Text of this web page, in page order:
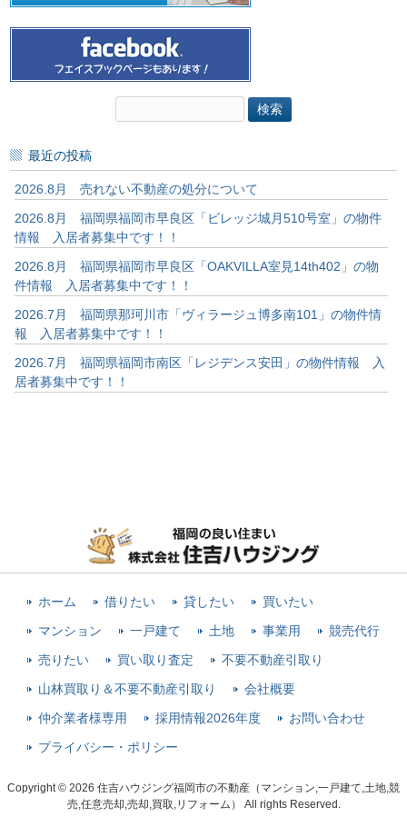
最近の投稿
2026.8月 売れない不動産の処分について
2026.8月 福岡県福岡市早良区「ビレッジ城月510号室」の物件
情報 入居者募集中です！！
2026.8月 福岡県福岡市早良区「OAKVILLA室見14th402」の物
件情報 入居者募集中です！！
2026.7月 福岡県那珂川市「ヴィラージュ博多南101」の物件情
報 入居者募集中です！！
2026.7月 福岡県福岡市南区「レジデンス安田」の物件情報 入
居者募集中です！！
ホーム 借りたい 貸したい 買いたい
マンション 一戸建て 土地 事業用 競売代行
売りたい 買い取り査定 不要不動産引取り
山林買取り＆不要不動産引取り 会社概要
仲介業者様専用 採用情報2026年度 お問い合わせ
プライバシー・ポリシー
Copyright © 2026 住吉ハウジング福岡市の不動産（マンション,一戸建て,土地,競
売,任意売却,売却,買取,リフォーム） All rights Reserved.